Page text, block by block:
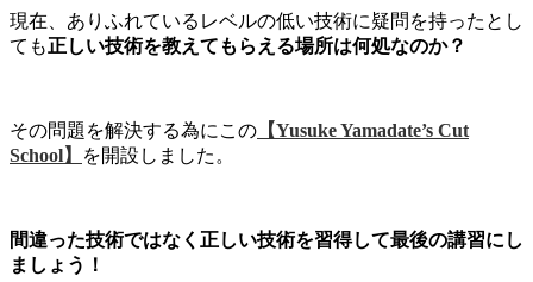
現在、ありふれているレベルの低い技術に疑問を持ったとし
ても正しい技術を教えてもらえる場所は何処なのか？
その問題を解決する為にこの 【Yusuke Yamadate’s Cut
School】
を開設しました。
間違った技術ではなく正しい技術を習得して最後の講習にし
ましょう！